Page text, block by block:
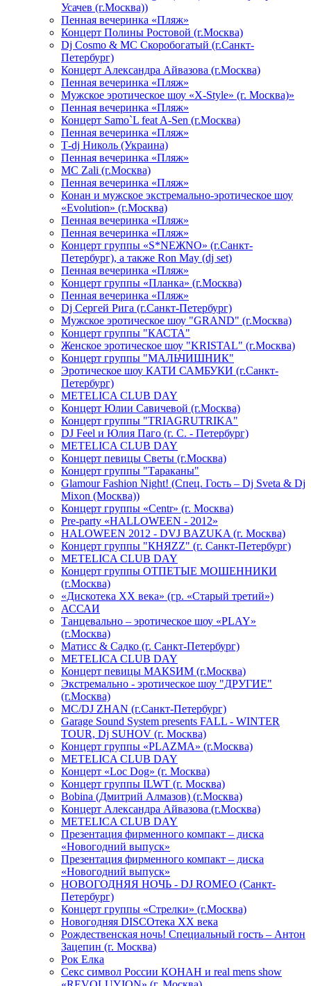
Усачев (г.Москва))
Пенная вечеринка «Пляж»
Концерт Полины Ростовой (г.Москва)
Dj Cosmo & МС Скоробогатый (г.Санкт-
Петербург)
Концерт Александра Айвазова (г.Москва)
Пенная вечеринка «Пляж»
Мужское эротическое шоу «X-Style» (г. Москва)»
Пенная вечеринка «Пляж»
Концерт Samo`L feat A-Sen (г.Москва)
Пенная вечеринка «Пляж»
Т-dj Николь (Украина)
Пенная вечеринка «Пляж»
МС Zali (г.Москва)
Пенная вечеринка «Пляж»
Конан и мужское экстремально-эротическое шоу
«Evolution» (г.Москва)
Пенная вечеринка «Пляж»
Пенная вечеринка «Пляж»
Концерт группы «S*NEЖNO» (г.Санкт-
Петербург), а также Ron May (dj set)
Пенная вечеринка «Пляж»
Концерт группы «Планка» (г.Москва)
Пенная вечеринка «Пляж»
Dj Сергей Рига (г.Санкт-Петербург)
Мужское эротическое шоу "GRAND" (г.Москва)
Концерт группы "КАСТА"
Женское эротическое шоу "KRISTAL" (г.Москва)
Концерт группы "МАЛЬЧИШНИК"
Эротическое шоу КАТИ САМБУКИ (г.Санкт-
Петербург)
METELICA CLUB DAY
Концерт Юлии Савичевой (г.Москва)
Концерт группы "TRIAGRUTRIKA"
DJ Feel и Юлия Паго (г. С. - Петербург)
METELICA CLUB DAY
Концерт певицы Светы (г.Москва)
Концерт группы "Тараканы"
Glamour Fashion Night! (Спец. Гость – Dj Sveta & Dj
Mixon (Москва))
Концерт группы «Centr» (г. Москва)
Pre-party «HALLOWEEN - 2012»
HALOWEEN 2012 - DVJ BAZUKA (г. Москва)
Концерт группы "КНЯZZ" (г. Санкт-Петербург)
METELICA CLUB DAY
Концерт группы ОТПЕТЫЕ МОШЕННИКИ
(г.Москва)
«Дискотека ХХ века» (гр. «Старый третий»)
АССАИ
Танцевально – эротическое шоу «PLAY»
(г.Москва)
Матисс & Садко (г. Санкт-Петербург)
METELICA CLUB DAY
Концерт певицы МАКSИМ (г.Москва)
Экстремально - эротическое шоу "ДРУГИЕ"
(г.Москва)
МС/DJ ZHAN (г.Санкт-Петербург)
Garage Sound System presents FALL - WINTER
TOUR, Dj SUHOV (г. Москва)
Концерт группы «PLAZMA» (г.Москва)
METELICA CLUB DAY
Концерт «Loc Dog» (г. Москва)
Концерт группы ILWT (г. Москва)
Bobina (Дмитрий Алмазов) (г.Москва)
Концерт Александра Айвазова (г.Москва)
METELICA CLUB DAY
Презентация фирменного компакт – диска
«Новогодний выпуск»
Презентация фирменного компакт – диска
«Новогодний выпуск»
НОВОГОДНЯЯ НОЧЬ - DJ ROMEO (Санкт-
Петербург)
Концерт группы «Стрелки» (г.Москва)
Новогодняя DISCOтека ХХ века
Рождественская ночь! Специальный гость – Антон
Зацепин (г. Москва)
Рок Елка
Секс символ России КОНАН и real mens show